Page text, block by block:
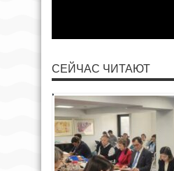
СЕЙЧАС ЧИТАЮТ